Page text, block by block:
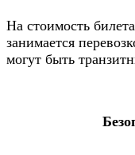
На стоимость
занимается
могут быть